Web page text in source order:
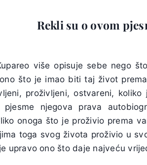
Rekli su o ovom
više opisuje sebe nego
što je imao biti taj život
proživljeni, ostvareni,
njegova prava
onoga što je proživio prema
toga svog života proživio u
upravo ono što daje najveću